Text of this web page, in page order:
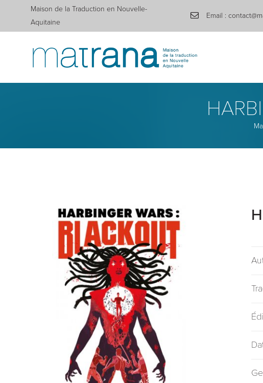
Maison de la Traduction en Nouvelle-
Aquitaine
Email :